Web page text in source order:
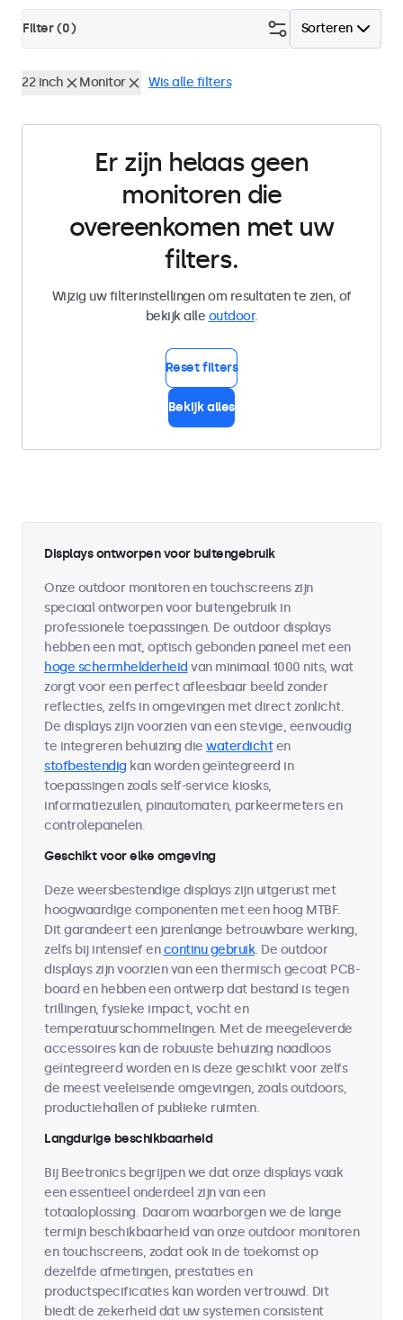
Sorteren
Filter (0)
22 inch Monitor Wis alle filters
Er zijn helaas geen
monitoren die
overeenkomen met uw
filters.
Wijzig uw filterinstellingen om resultaten te zien, of
bekijk alle outdoor.
Reset filters
Bekijk alles
Displays ontworpen voor buitengebruik
Onze outdoor monitoren en touchscreens zijn
speciaal ontworpen voor buitengebruik in
professionele toepassingen. De outdoor displays
hebben een mat, optisch gebonden paneel met een
hoge schermhelderheid van minimaal 1000 nits, wat
zorgt voor een perfect afleesbaar beeld zonder
reflecties, zelfs in omgevingen met direct zonlicht.
De displays zijn voorzien van een stevige, eenvoudig
te integreren behuizing die waterdichten
stofbestendig kan worden geïntegreerd in
toepassingen zoals self-service kiosks,
informatiezuilen, pinautomaten, parkeermeters en
controlepanelen.
Geschikt voor elke omgeving
Deze weersbestendige displays zijn uitgerust met
hoogwaardige componenten met een hoog MTBF.
Dit garandeert een jarenlange betrouwbare werking,
zelfs bij intensief encontinu gebruik. De outdoor
displays zijn voorzien van een thermisch gecoat PCB-
board en hebben een ontwerp dat bestand is tegen
trillingen, fysieke impact, vocht en
temperatuurschommelingen. Met de meegeleverde
accessoires kan de robuuste behuizing naadloos
geïntegreerd worden en is deze geschikt voor zelfs
de meest veeleisende omgevingen, zoals outdoors,
productiehallen of publieke ruimten.
Langdurige beschikbaarheid
Bij Beetronics begrijpen we dat onze displays vaak
een essentieel onderdeel zijn van een
totaaloplossing. Daarom waarborgen we de lange
termijn beschikbaarheid van onze outdoor monitoren
en touchscreens, zodat ook in de toekomst op
dezelfde afmetingen, prestaties en
productspecificaties kan worden vertrouwd. Dit
biedt de zekerheid dat uw systemen consistent